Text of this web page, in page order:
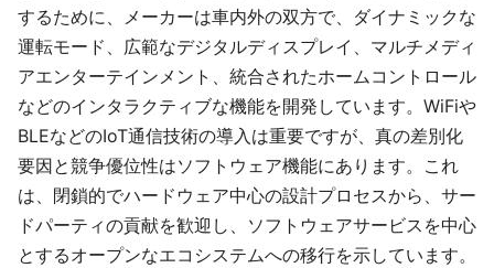
するために、メーカーは車内外の双方で、ダイナミックな
運転モード、広範なデジタルディスプレイ、マルチメディ
アエンターテインメント、統合されたホームコントロール
などのインタラクティブな機能を開発しています。WiFiや
BLEなどのIoT通信技術の導入は重要ですが、真の差別化
要因と競争優位性はソフトウェア機能にあります。これ
は、閉鎖的でハードウェア中心の設計プロセスから、サー
ドパーティの貢献を歓迎し、ソフトウェアサービスを中心
とするオープンなエコシステムへの移行を示しています。